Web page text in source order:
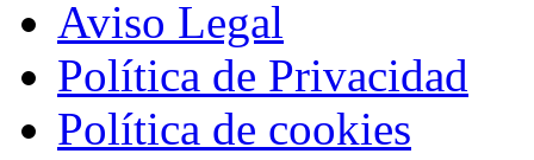
Aviso Legal
Política de Privacidad
Política de cookies